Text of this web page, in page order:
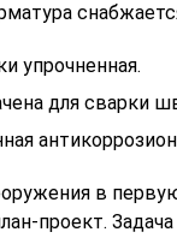
упрочненная.
для сварки
в
проект. Задача